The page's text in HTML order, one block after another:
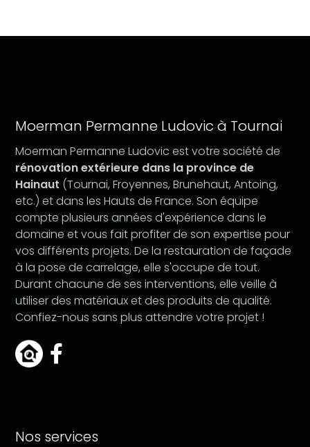
Moerman Permanne Ludovic à Tournai
Moerman Permanne Ludovic est votre société de
rénovation extérieure dans la province de
Hainaut (Tournai, Froyennes, Brunehaut, Antoing,
etc.) et dans les Hauts de France. Son équipe
compte plusieurs années d'expérience dans le
domaine et vous fait profiter de son expertise pour
vos différents projets. De la restauration de façade
à la pose de carrelage, elle s'occupe de tout.
Durant chacune de ses interventions, elle veille à
utiliser des matériaux et des produits de qualité.
Confiez-nous sans plus attendre votre projet !
Nos services